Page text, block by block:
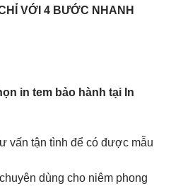
VỚI 4 BƯỚC NHANH
in tem bảo hành tại In
vấn tận tình để có được mẫu
dùng cho niêm phong